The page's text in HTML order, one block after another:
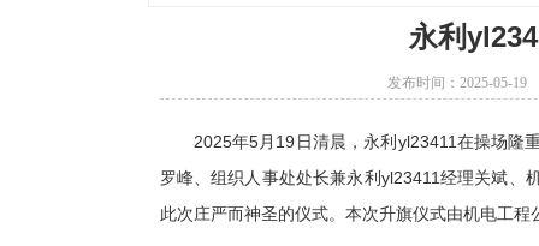
永利
发布时间：2025-05-
2025年5月19日清晨，永利yl23411在操场隆
罗峰、组织人事处处长兼永利yl23411经理关斌
此次庄严而神圣的仪式。本次升旗仪式由机电工程